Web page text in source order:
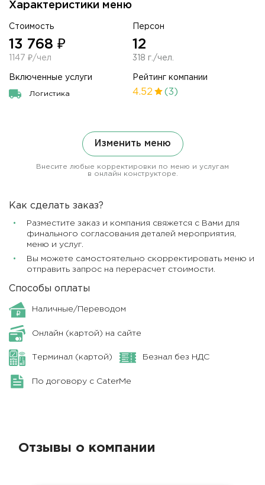
Характеристики меню
Стоимость
13 768 ₽
1147 ₽/чел
Персон
12
318 г./чел.
Включенные услуги
Логистика
Рейтинг компании
4.52 (3)
Изменить меню
Внесите любые корректировки по меню и услугам
в онлайн конструкторе.
Как сделать заказ?
Разместите заказ и компания свяжется с Вами для
финального согласования деталей мероприятия,
меню и услуг.
Вы можете самостоятельно скорректировать меню и
отправить запрос на перерасчет стоимости.
Способы оплаты
Наличные/Переводом
Онлайн (картой) на сайте
Терминал (картой) Безнал без НДС
По договору с CaterMe
Отзывы о компании